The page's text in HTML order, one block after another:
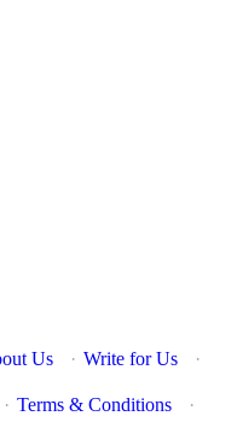
Us · Write for Us ·
· Terms & Conditions ·